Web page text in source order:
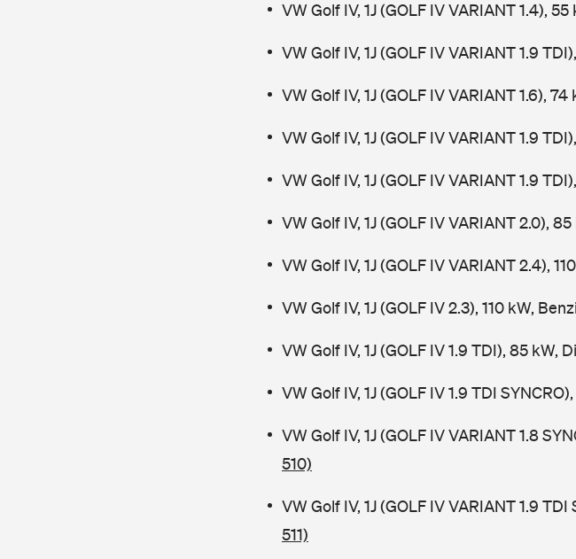
VW Golf IV, 1J (GOLF IV VARIANT 1.4),
VW Golf IV, 1J (GOLF IV VARIANT 1.9
VW Golf IV, 1J (GOLF IV VARIANT 1.6),
VW Golf IV, 1J (GOLF IV VARIANT 1.9
VW Golf IV, 1J (GOLF IV VARIANT 1.9
VW Golf IV, 1J (GOLF IV VARIANT 2.0),
VW Golf IV, 1J (GOLF IV VARIANT 2.4),
VW Golf IV, 1J (GOLF IV 2.3), 110 kW,
VW Golf IV, 1J (GOLF IV 1.9 TDI), 85 kW,
VW Golf IV, 1J (GOLF IV 1.9 TDI
VW Golf IV, 1J (GOLF IV VARIANT 1.8
510)
VW Golf IV, 1J (GOLF IV VARIANT 1.9
511)